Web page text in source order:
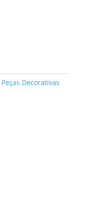
Peças Decorativas